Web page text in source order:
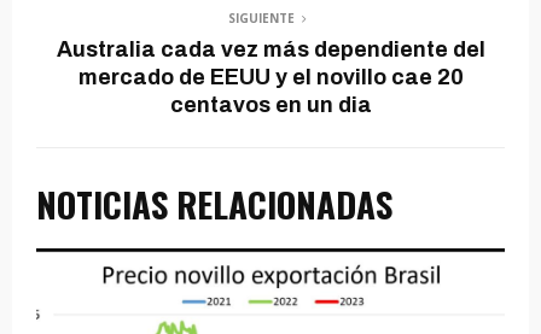
SIGUIENTE
Australia cada vez más dependiente del
mercado de EEUU y el novillo cae 20
centavos en un dia
NOTICIAS RELACIONADAS